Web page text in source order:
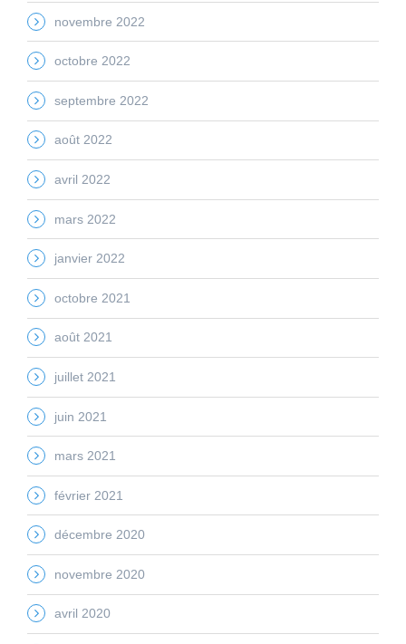
novembre 2022
octobre 2022
septembre 2022
août 2022
avril 2022
mars 2022
janvier 2022
octobre 2021
août 2021
juillet 2021
juin 2021
mars 2021
février 2021
décembre 2020
novembre 2020
avril 2020